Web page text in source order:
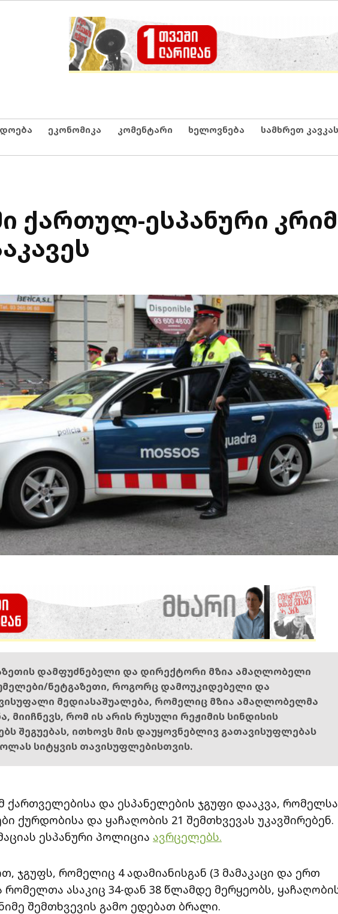
Netgazeti
ეკონომიკა კომენტარი ხელოვნება სამხრეთ
ქართულ-ესპანური
დამფუძნებელი და დირექტორი მზია ამაღლობელი
ნეტგაზეთი, როგორც დამოუკიდებელი და
მედიასაშუალება, რომელიც მზია ამაღლობელმა
მიიჩნევს, რომ ის არის რუსული რეჟიმის სინდისის
შეგუებას, ითხოვს მის დაუყოვნებლივ გათავისუფლებას
სიტყვის თავისუფლებისთვის.
ქართველებისა და ესპანელების ჯგუფი დააკვა,
ქურდობისა და ყაჩაღობის 21 შემთხვევას უკავშირებენ.
ესპანური პოლიცია ავრცელებს.
ჯგუფს, რომელიც 4 ადამიანისგან (3 მამაკაცი და ერთ
ასაკიც 34-დან 38 წლამდე მერყეობს,
შემთხვევის გამო ედებათ ბრალი.